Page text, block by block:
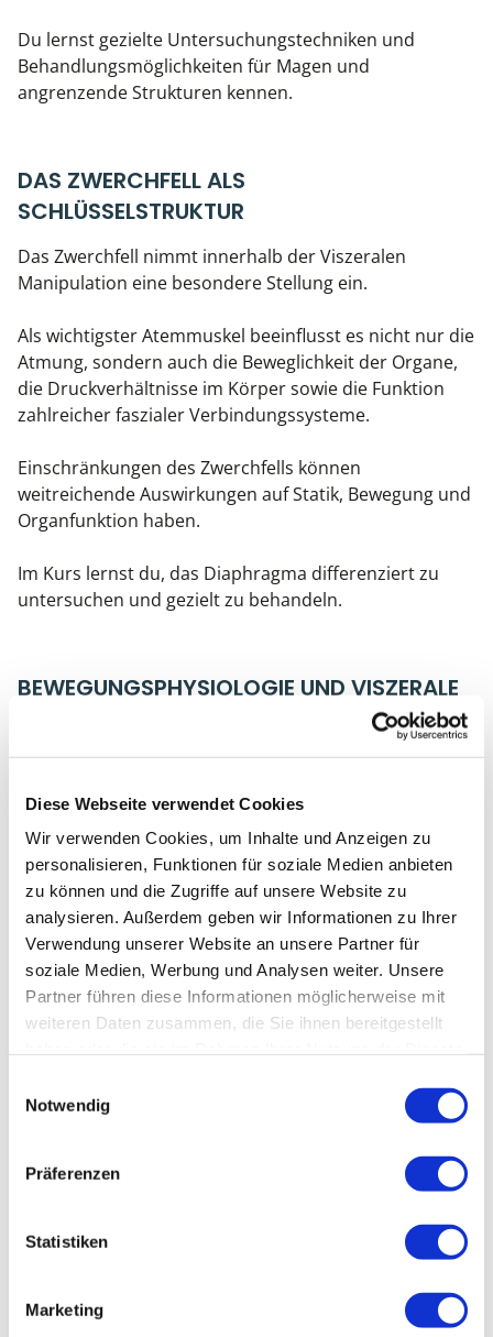
Diese Webseite verwendet Cookies
Wir verwenden Cookies, um Inhalte und Anzeigen zu
personalisieren, Funktionen für soziale Medien anbieten
zu können und die Zugriffe auf unsere Website zu
analysieren. Außerdem geben wir Informationen zu Ihrer
Verwendung unserer Website an unsere Partner für
soziale Medien, Werbung und Analysen weiter. Unsere
Partner führen diese Informationen möglicherweise mit
weiteren Daten zusammen, die Sie ihnen bereitgestellt
Notwendig
Präferenzen
Statistiken
Marketing
Du lernst gezielte Untersuchungstechniken und
Behandlungsmöglichkeiten für Magen und
angrenzende Strukturen kennen.
DAS ZWERCHFELL ALS
SCHLÜSSELSTRUKTUR
Das Zwerchfell nimmt innerhalb der Viszeralen
Manipulation eine besondere Stellung ein.
Als wichtigster Atemmuskel beeinflusst es nicht nur die
Atmung, sondern auch die Beweglichkeit der Organe,
die Druckverhältnisse im Körper sowie die Funktion
zahlreicher faszialer Verbindungssysteme.
Einschränkungen des Zwerchfells können
weitreichende Auswirkungen auf Statik, Bewegung und
Organfunktion haben.
Im Kurs lernst du, das Diaphragma differenziert zu
untersuchen und gezielt zu behandeln.
BEWEGUNGSPHYSIOLOGIE UND VISZERALE
Ein weiterer Schwerpunkt liegt auf dem Verständnis
Du beschäftigst dich mit den Prinzipien der
Bewegungsphysiologie und Bewegungspathologie und
lernst, wie sich Einschränkungen der Organmobilität
auf Funktion und Regulation auswirken können.
Dadurch entsteht ein tieferes Verständnis für die
Dynamik viszeraler Systeme.
BEHANDLUNGSKONZEPT
Neben den einzelnen Organen vermittelt der Kurs ein
Prioritäten zu setzen und daraus eine
nachvollziehbare therapeutische Strategie abzuleiten.